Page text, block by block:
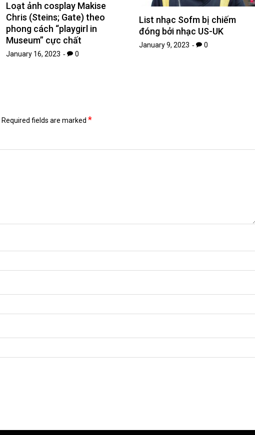
Loạt ảnh cosplay Makise
Chris (Steins; Gate) theo
phong cách “playgirl in
Museum” cực chất
January 16, 2023 0
List nhạc Sofm bị chiếm
đóng bởi nhạc US-UK
January 9, 2023 0
Required fields are marked *